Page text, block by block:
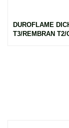
DUROFLAME
T3/REMBRAN T2/